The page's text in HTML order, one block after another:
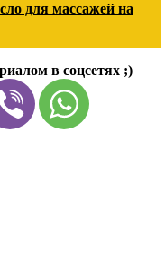
для массажей на
в соцсетях ;)